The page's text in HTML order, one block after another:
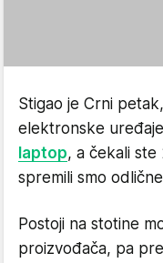
Stigao je Crni
elektronske
laptop, a čekali
spremili smo
Postoji na stotine
proizvođača, pa